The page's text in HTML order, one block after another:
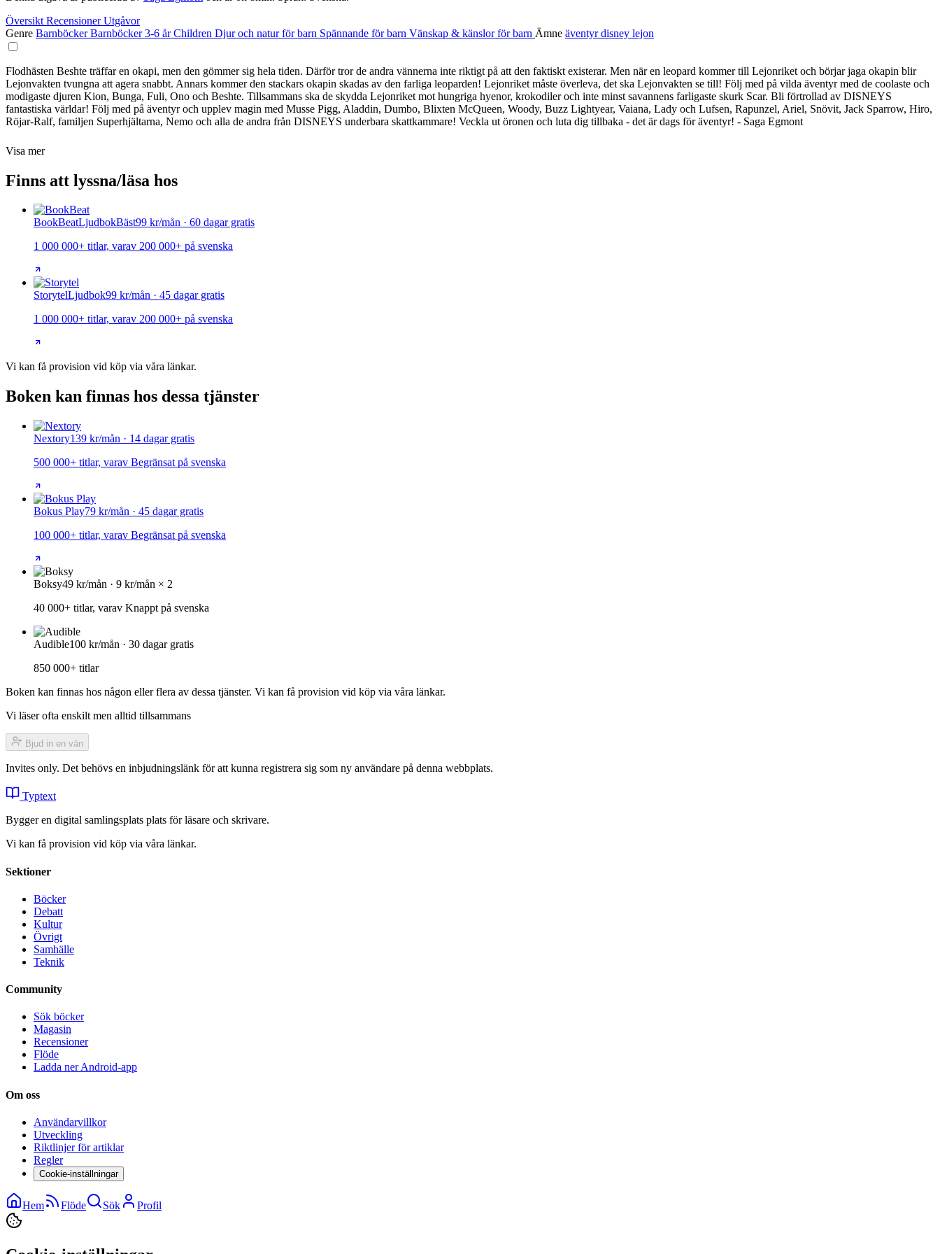
Översikt RecensionerUtgåvor
Genre BarnböckerBarnböcker 3-6 årChildren Djur och natur för barn Spännande för barn Vänskap & känslor för barn Ämne äventyrdisney lejon
Flodhästen Beshte träffar en okapi, men den gömmer sig hela tiden. Därför tror de andra vännerna inte riktigt på att den faktiskt existerar. Men när en leopard kommer till Lejonriket och börjar jaga okapin blir
Lejonvakten tvungna att agera snabbt. Annars kommer den stackars okapin skadas av den farliga leoparden! Lejonriket måste överleva, det ska Lejonvakten se till! Följ med på vilda äventyr med de coolaste och
modigaste djuren Kion, Bunga, Fuli, Ono och Beshte. Tillsammans ska de skydda Lejonriket mot hungriga hyenor, krokodiler och inte minst savannens farligaste skurk Scar. Bli förtrollad av DISNEYS
fantastiska världar! Följ med på äventyr och upplev magin med Musse Pigg, Aladdin, Dumbo, Blixten McQueen, Woody, Buzz Lightyear, Vaiana, Lady och Lufsen, Rapunzel, Ariel, Snövit, Jack Sparrow, Hiro,
Röjar-Ralf, familjen Superhjältarna, Nemo och alla de andra från DISNEYS underbara skattkammare! Veckla ut öronen och luta dig tillbaka - det är dags för äventyr! - Saga Egmont
Visa mer
Finns att lyssna/läsa hos
BookBeatLjudbokBäst99 kr/mån · 60 dagar gratis
1 000 000+ titlar, varav 200 000+ på svenska
StorytelLjudbok99 kr/mån · 45 dagar gratis
1 000 000+ titlar, varav 200 000+ på svenska
Vi kan få provision vid köp via våra länkar.
Boken kan finnas hos dessa tjänster
Nextory139 kr/mån · 14 dagar gratis
500 000+ titlar, varav Begränsat på svenska
Bokus Play79 kr/mån · 45 dagar gratis
100 000+ titlar, varav Begränsat på svenska
Boksy49 kr/mån · 9 kr/mån × 2
40 000+ titlar, varav Knappt på svenska
Audible100 kr/mån · 30 dagar gratis
850 000+ titlar
Boken kan finnas hos någon eller flera av dessa tjänster. Vi kan få provision vid köp via våra länkar.
Vi läser ofta enskilt men alltid tillsammans
Bjud in en vän
Invites only. Det behövs en inbjudningslänk för att kunna registrera sig som ny användare på denna webbplats.
Typtext
Bygger en digital samlingsplats plats för läsare och skrivare.
Vi kan få provision vid köp via våra länkar.
Sektioner
Böcker
Debatt
Kultur
Övrigt
Samhälle
Teknik
Community
Sök böcker
Magasin
Recensioner
Flöde
Ladda ner Android-app
Om oss
Användarvillkor
Utveckling
Riktlinjer för artiklar
Regler
Cookie-inställningar
Hem Flöde Sök Profil